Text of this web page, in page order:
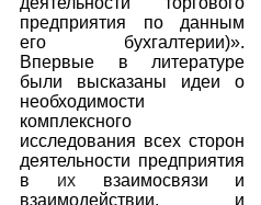
предприятия по данным
его бухгалтерии)».
Впервые в литературе
были высказаны идеи о
необходимости
комплексного
исследования всех сторон
деятельности предприятия
в их взаимосвязи и
взаимодействии, и